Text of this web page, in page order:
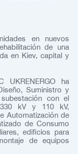
en nuevos
de una
en Kiev, capital y
UKRENERGO ha
Suministro y
con el
kV y 110 kV,
Automatización de
de Consumo
edificios para
de equipos